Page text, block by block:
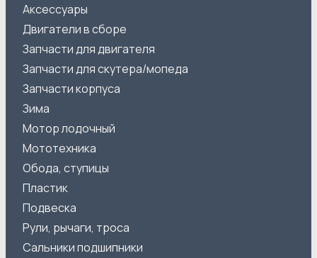
Аксессуары
Двигатели в сборе
Запчасти для двигателя
Запчасти для скутера/мопеда
Запчасти корпуса
Зима
Мотор лодочный
Мототехника
Обода, ступицы
Пластик
Подвеска
Рули, рычаги, троса
Сальники подшипники